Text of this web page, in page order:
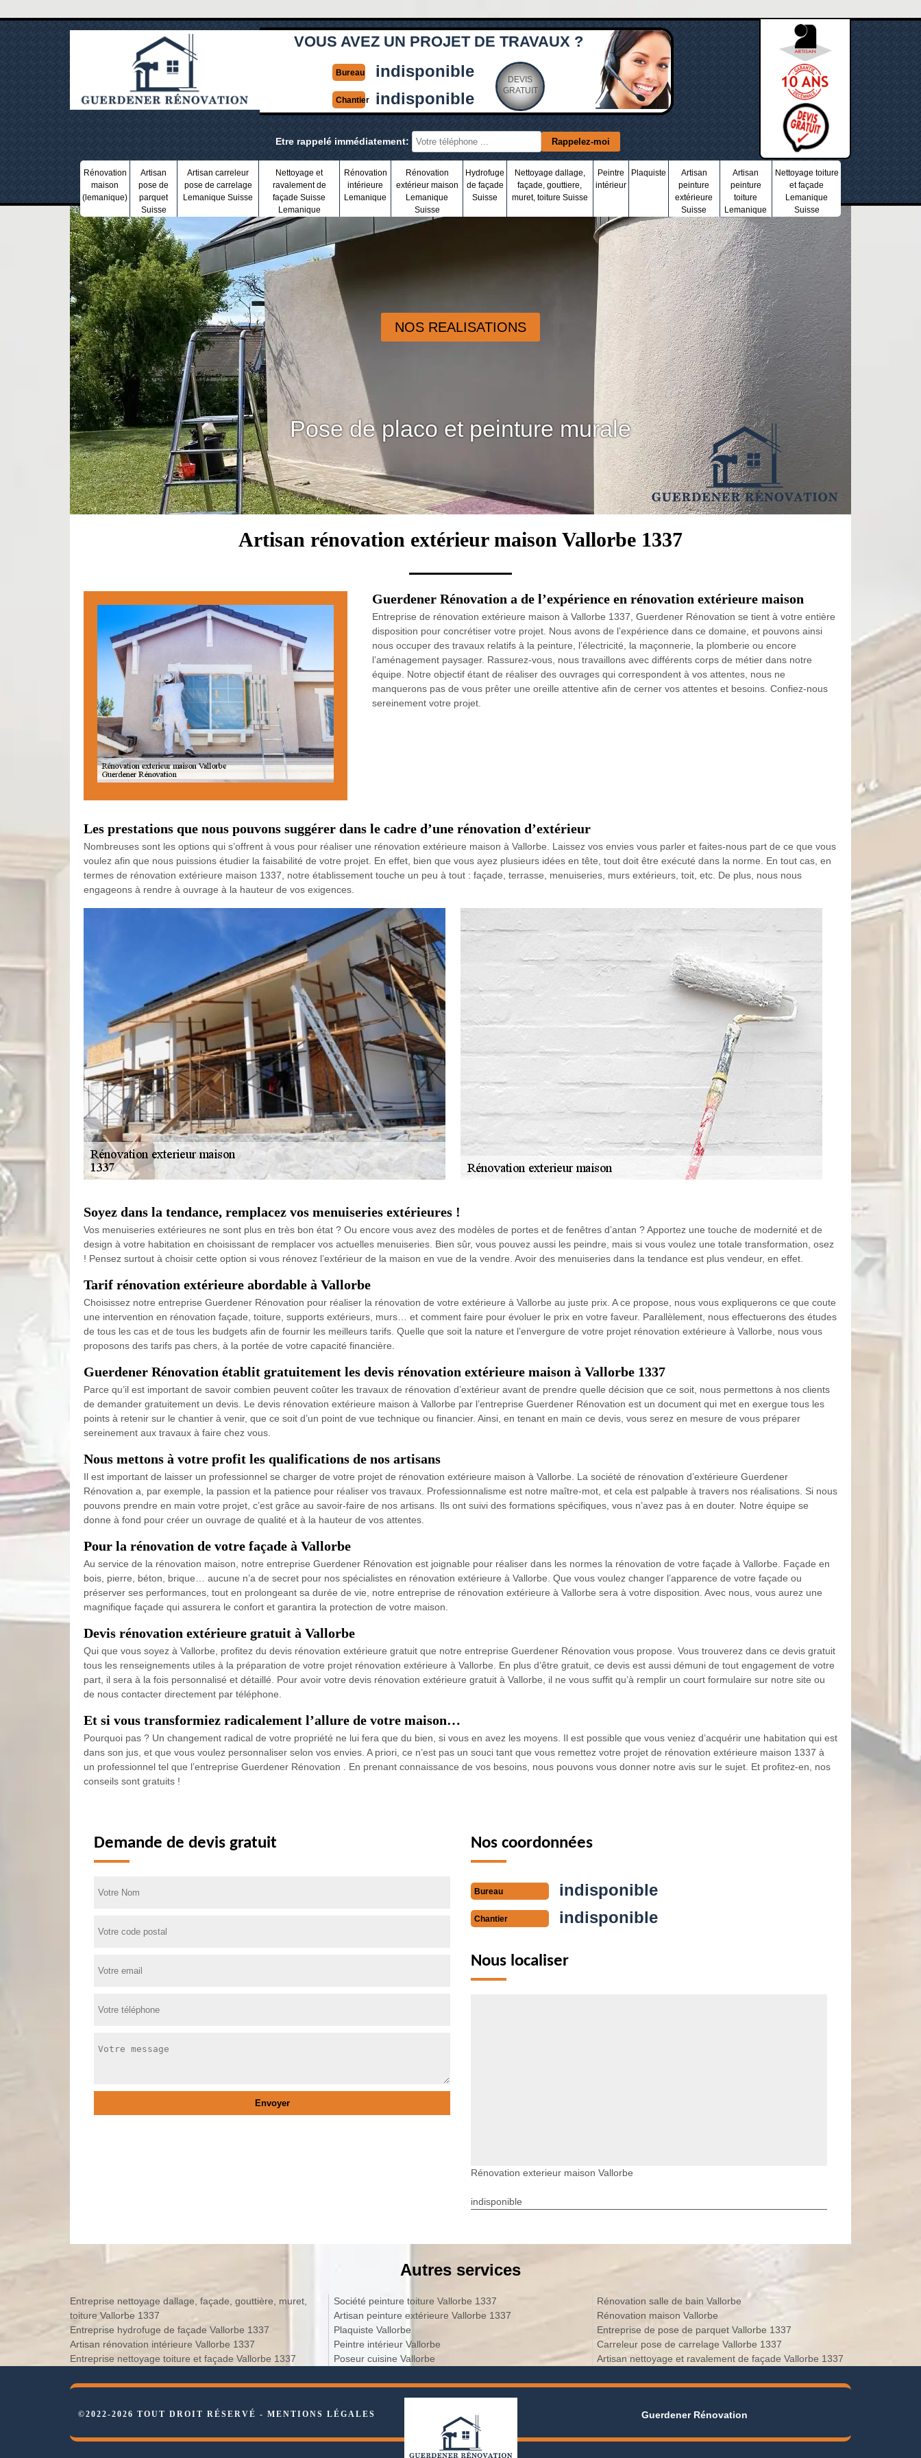
VOUS AVEZ UN PROJET DE TRAVAUX ?
Bureau indisponible
Chantier indisponible
DEVIS
GRATUIT
Etre rappelé immédiatement:
Rénovation
maison
(lemanique)
Artisan
pose de
parquet
Suisse
Artisan carreleur
pose de carrelage
Lemanique Suisse
Nettoyage et
ravalement de
façade Suisse
Lemanique
Rénovation
intérieure
Lemanique
Rénovation
extérieur maison
Lemanique
Suisse
Hydrofuge
de façade
Suisse
Nettoyage dallage,
façade, gouttiere,
muret, toiture Suisse
Peintre
intérieur
Plaquiste
Artisan
peinture
extérieure
Suisse
Artisan
peinture
toiture
Lemanique
Nettoyage toiture
et façade
Lemanique
Suisse
NOS REALISATIONS
Pose de placo et peinture murale
Artisan rénovation extérieur maison Vallorbe 1337
Guerdener Rénovation a de l’expérience en rénovation extérieure maison
Entreprise de rénovation extérieure maison à Vallorbe 1337, Guerdener Rénovation se tient à votre entière
disposition pour concrétiser votre projet. Nous avons de l’expérience dans ce domaine, et pouvons ainsi
nous occuper des travaux relatifs à la peinture, l’électricité, la maçonnerie, la plomberie ou encore
l’aménagement paysager. Rassurez-vous, nous travaillons avec différents corps de métier dans notre
équipe. Notre objectif étant de réaliser des ouvrages qui correspondent à vos attentes, nous ne
manquerons pas de vous prêter une oreille attentive afin de cerner vos attentes et besoins. Confiez-nous
sereinement votre projet.
Les prestations que nous pouvons suggérer dans le cadre d’une rénovation d’extérieur
Nombreuses sont les options qui s’offrent à vous pour réaliser une rénovation extérieure maison à Vallorbe. Laissez vos envies vous parler et faites-nous part de ce que vous
voulez afin que nous puissions étudier la faisabilité de votre projet. En effet, bien que vous ayez plusieurs idées en tête, tout doit être exécuté dans la norme. En tout cas, en
termes de rénovation extérieure maison 1337, notre établissement touche un peu à tout : façade, terrasse, menuiseries, murs extérieurs, toit, etc. De plus, nous nous
engageons à rendre à ouvrage à la hauteur de vos exigences.
Soyez dans la tendance, remplacez vos menuiseries extérieures !
Vos menuiseries extérieures ne sont plus en très bon état ? Ou encore vous avez des modèles de portes et de fenêtres d’antan ? Apportez une touche de modernité et de
design à votre habitation en choisissant de remplacer vos actuelles menuiseries. Bien sûr, vous pouvez aussi les peindre, mais si vous voulez une totale transformation, osez
! Pensez surtout à choisir cette option si vous rénovez l’extérieur de la maison en vue de la vendre. Avoir des menuiseries dans la tendance est plus vendeur, en effet.
Tarif rénovation extérieure abordable à Vallorbe
Choisissez notre entreprise Guerdener Rénovation pour réaliser la rénovation de votre extérieure à Vallorbe au juste prix. A ce propose, nous vous expliquerons ce que coute
une intervention en rénovation façade, toiture, supports extérieurs, murs… et comment faire pour évoluer le prix en votre faveur. Parallèlement, nous effectuerons des études
de tous les cas et de tous les budgets afin de fournir les meilleurs tarifs. Quelle que soit la nature et l’envergure de votre projet rénovation extérieure à Vallorbe, nous vous
proposons des tarifs pas chers, à la portée de votre capacité financière.
Guerdener Rénovation établit gratuitement les devis rénovation extérieure maison à Vallorbe 1337
Parce qu’il est important de savoir combien peuvent coûter les travaux de rénovation d’extérieur avant de prendre quelle décision que ce soit, nous permettons à nos clients
de demander gratuitement un devis. Le devis rénovation extérieure maison à Vallorbe par l’entreprise Guerdener Rénovation est un document qui met en exergue tous les
points à retenir sur le chantier à venir, que ce soit d’un point de vue technique ou financier. Ainsi, en tenant en main ce devis, vous serez en mesure de vous préparer
sereinement aux travaux à faire chez vous.
Nous mettons à votre profit les qualifications de nos artisans
Il est important de laisser un professionnel se charger de votre projet de rénovation extérieure maison à Vallorbe. La société de rénovation d’extérieure Guerdener
Rénovation a, par exemple, la passion et la patience pour réaliser vos travaux. Professionnalisme est notre maître-mot, et cela est palpable à travers nos réalisations. Si nous
pouvons prendre en main votre projet, c’est grâce au savoir-faire de nos artisans. Ils ont suivi des formations spécifiques, vous n’avez pas à en douter. Notre équipe se
donne à fond pour créer un ouvrage de qualité et à la hauteur de vos attentes.
Pour la rénovation de votre façade à Vallorbe
Au service de la rénovation maison, notre entreprise Guerdener Rénovation est joignable pour réaliser dans les normes la rénovation de votre façade à Vallorbe. Façade en
bois, pierre, béton, brique… aucune n’a de secret pour nos spécialistes en rénovation extérieure à Vallorbe. Que vous voulez changer l’apparence de votre façade ou
préserver ses performances, tout en prolongeant sa durée de vie, notre entreprise de rénovation extérieure à Vallorbe sera à votre disposition. Avec nous, vous aurez une
magnifique façade qui assurera le confort et garantira la protection de votre maison.
Devis rénovation extérieure gratuit à Vallorbe
Qui que vous soyez à Vallorbe, profitez du devis rénovation extérieure gratuit que notre entreprise Guerdener Rénovation vous propose. Vous trouverez dans ce devis gratuit
tous les renseignements utiles à la préparation de votre projet rénovation extérieure à Vallorbe. En plus d’être gratuit, ce devis est aussi démuni de tout engagement de votre
part, il sera à la fois personnalisé et détaillé. Pour avoir votre devis rénovation extérieure gratuit à Vallorbe, il ne vous suffit qu’à remplir un court formulaire sur notre site ou
de nous contacter directement par téléphone.
Et si vous transformiez radicalement l’allure de votre maison…
Pourquoi pas ? Un changement radical de votre propriété ne lui fera que du bien, si vous en avez les moyens. Il est possible que vous veniez d’acquérir une habitation qui est
dans son jus, et que vous voulez personnaliser selon vos envies. A priori, ce n’est pas un souci tant que vous remettez votre projet de rénovation extérieure maison 1337 à
un professionnel tel que l’entreprise Guerdener Rénovation . En prenant connaissance de vos besoins, nous pouvons vous donner notre avis sur le sujet. Et profitez-en, nos
conseils sont gratuits !
Demande de devis gratuit Nos coordonnées
Bureau indisponible
Chantier indisponible
Nous localiser
Rénovation exterieur maison Vallorbe
indisponible
Autres services
Entreprise nettoyage dallage, façade, gouttière, muret,
toiture Vallorbe 1337
Entreprise hydrofuge de façade Vallorbe 1337
Artisan rénovation intérieure Vallorbe 1337
Entreprise nettoyage toiture et façade Vallorbe 1337
Société peinture toiture Vallorbe 1337
Artisan peinture extérieure Vallorbe 1337
Plaquiste Vallorbe
Peintre intérieur Vallorbe
Poseur cuisine Vallorbe
Rénovation salle de bain Vallorbe
Rénovation maison Vallorbe
Entreprise de pose de parquet Vallorbe 1337
Carreleur pose de carrelage Vallorbe 1337
Artisan nettoyage et ravalement de façade Vallorbe 1337
©2022-2026 TOUT DROIT RÉSERVÉ - MENTIONS LÉGALES Guerdener Rénovation